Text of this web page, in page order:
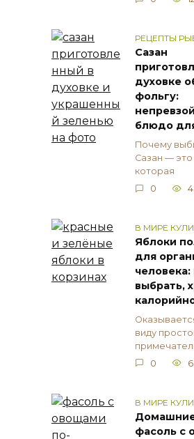
РЕЦЕПТЫ
Сазан
духовке
фольгу:
блюдо
Почему
Сазан — это
которая
0
В МИРЕ
Яблоки
для
человека:
выбрать,
виду
0
В МИРЕ
Домашние
фасоль с